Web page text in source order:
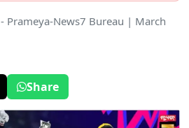
- Prameya-News7 Bureau | March
Share